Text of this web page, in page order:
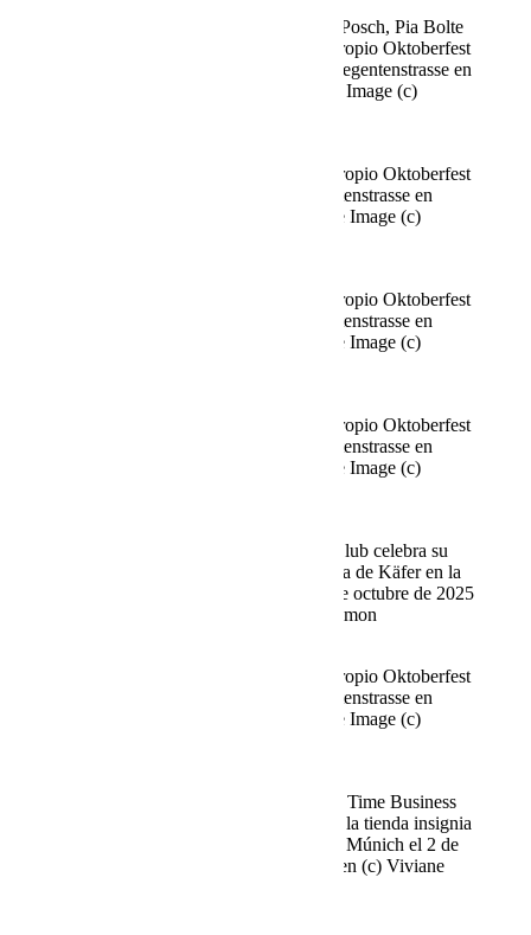
Stefan Blöcher y su compañera Anna Posch, Pia Bolte
Fine Time Business Club celebra su propio Oktoberfest
en la sede principal de Käfer en Prinzregentenstrasse en
Múnich el 02.10.2025 Agency People Image (c)
Fine Time Business Club celebra su propio Oktoberfest
en el Käfer Stammhaus en Prinzregentenstrasse en
Múnich el 02.10.2025 Agencia People Image (c)
Fine Time Business Club celebra su propio Oktoberfest
en el Käfer Stammhaus en Prinzregentenstrasse en
Múnich el 02.10.2025 Agencia People Image (c)
Fine Time Business Club celebra su propio Oktoberfest
en el Käfer Stammhaus en Prinzregentenstrasse en
Múnich el 02.10.2025 Agencia People Image (c)
Tigre Kirchharz Fine Time Business Club celebra su
propio Oktoberfest en la tienda insignia de Käfer en la
Prinzregentenstrasse de Múnich el 2 de octubre de 2025
Agencia People Imagen (c) Viviane Simon
Fine Time Business Club celebra su propio Oktoberfest
en el Käfer Stammhaus en Prinzregentenstrasse en
Múnich el 02.10.2025 Agencia People Image (c)
Norbert Dobeleit, Stefan Blöcher Fine Time Business
Club celebra su propio Oktoberfest en la tienda insignia
de Käfer en la Prinzregentenstrasse de Múnich el 2 de
octubre de 2025 Agency People Imagen (c) Viviane